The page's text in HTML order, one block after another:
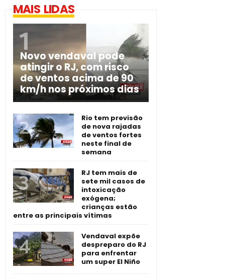
MAIS LIDAS
Novo vendaval pode
atingir o RJ, com risco
de ventos acima de 90
km/h nos próximos dias
Rio tem previsão
de nova rajadas
de ventos fortes
neste final de
semana
RJ tem mais de
sete mil casos de
intoxicação
exógena;
crianças estão
entre as principais vítimas
Vendaval expõe
despreparo do RJ
para enfrentar
um super El Niño